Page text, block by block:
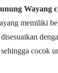
Wayang
memiliki
cocok